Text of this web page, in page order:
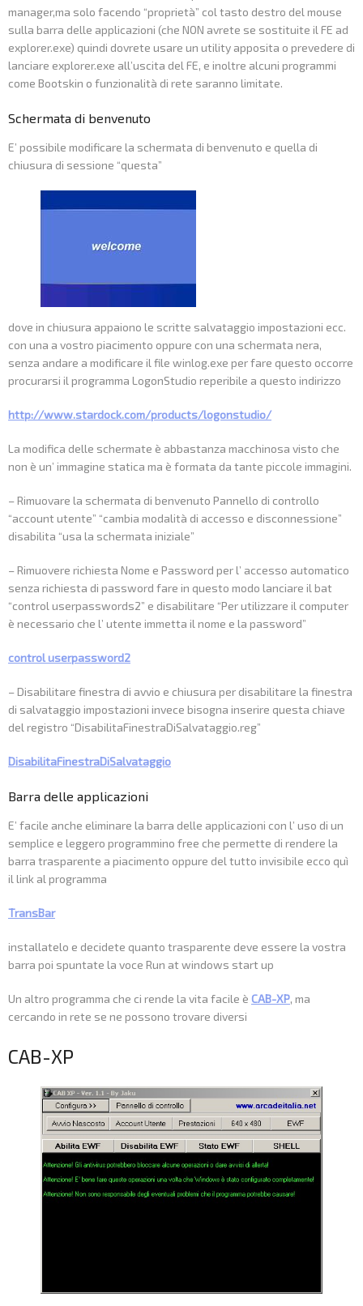
manager,ma solo facendo “proprietà” col tasto destro del mouse
sulla barra delle applicazioni (che NON avrete se sostituite il FE ad
explorer.exe) quindi dovrete usare un utility apposita o prevedere di
lanciare explorer.exe all’uscita del FE, e inoltre alcuni programmi
come Bootskin o funzionalità di rete saranno limitate.
Schermata di benvenuto
E’ possibile modificare la schermata di benvenuto e quella di
chiusura di sessione “questa”
dove in chiusura appaiono le scritte salvataggio impostazioni ecc.
con una a vostro piacimento oppure con una schermata nera,
senza andare a modificare il file winlog.exe per fare questo occorre
procurarsi il programma LogonStudio reperibile a questo indirizzo
http://www.stardock.com/products/logonstudio/
La modifica delle schermate è abbastanza macchinosa visto che
non è un’ immagine statica ma è formata da tante piccole immagini.
– Rimuovare la schermata di benvenuto Pannello di controllo
“account utente” “cambia modalità di accesso e disconnessione”
disabilita “usa la schermata iniziale”
– Rimuovere richiesta Nome e Password per l’ accesso automatico
senza richiesta di password fare in questo modo lanciare il bat
“control userpasswords2” e disabilitare “Per utilizzare il computer
è necessario che l’ utente immetta il nome e la password”
control userpassword2
– Disabilitare finestra di avvio e chiusura per disabilitare la finestra
di salvataggio impostazioni invece bisogna inserire questa chiave
del registro “DisabilitaFinestraDiSalvataggio.reg”
DisabilitaFinestraDiSalvataggio
Barra delle applicazioni
E’ facile anche eliminare la barra delle applicazioni con l’ uso di un
semplice e leggero programmino free che permette di rendere la
barra trasparente a piacimento oppure del tutto invisibile ecco quì
il link al programma
TransBar
installatelo e decidete quanto trasparente deve essere la vostra
barra poi spuntate la voce Run at windows start up
Un altro programma che ci rende la vita facile è CAB-XP, ma
cercando in rete se ne possono trovare diversi
CAB-XP